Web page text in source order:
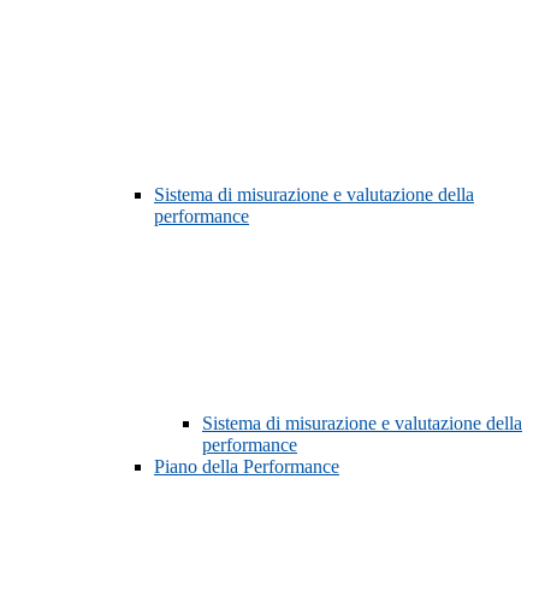
Sistema di misurazione e valutazione della
performance
Sistema di misurazione e valutazione della
performance
Piano della Performance